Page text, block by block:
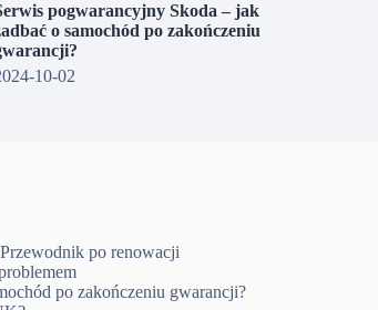
pogwarancyjny Skoda – jak
o samochód po zakończeniu
10-02
po renowacji
po zakończeniu gwarancji?